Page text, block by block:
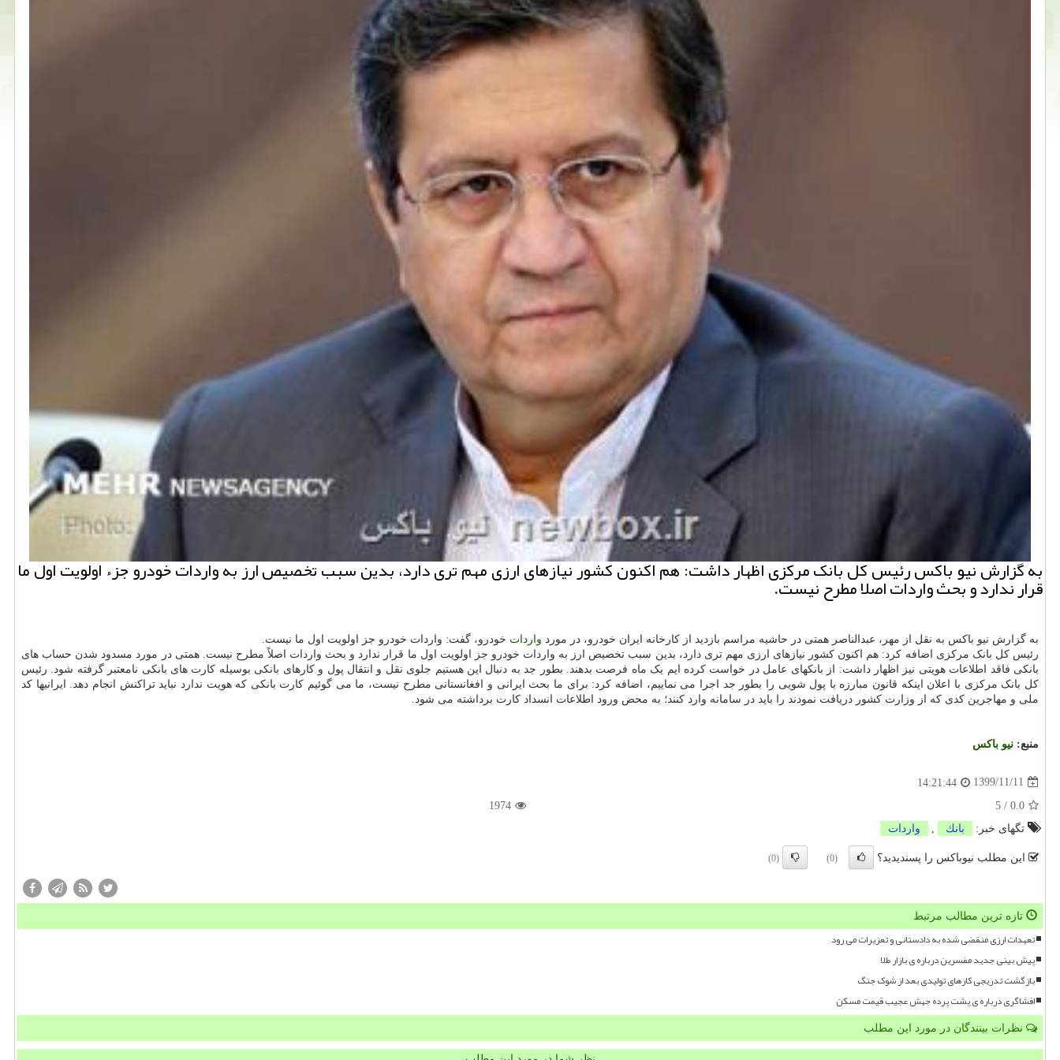
به گزارش نیو باکس رئیس کل بانک مرکزی اظهار داشت: هم اکنون کشور نیازهای ارزی مهم تری دارد، بدین سبب تخصیص ارز به واردات خودرو جزء اولویت اول ما
قرار ندارد و بحث واردات اصلا مطرح نیست.
به گزارش نیو باکس به نقل از مهر، عبدالناصر همتی در حاشیه مراسم بازدید از کارخانه ایران خودرو، در مورد واردات خودرو، گفت: واردات خودرو جز اولویت اول ما نیست.
رئیس کل بانک مرکزی اضافه کرد: هم اکنون کشور نیازهای ارزی مهم تری دارد، بدین سبب تخصیص ارز به واردات خودرو جز اولویت اول ما قرار ندارد و بحث واردات اصلاً مطرح نیست. همتی در مورد مسدود شدن حساب های
بانکی فاقد اطلاعات هویتی نیز اظهار داشت: از بانکهای عامل در خواست کرده ایم یک ماه فرصت بدهند. بطور جد به دنبال این هستیم جلوی نقل و انتقال پول و کارهای بانکی بوسیله کارت های بانکی نامعتبر گرفته شود. رئیس
کل بانک مرکزی با اعلان اینکه قانون مبارزه با پول شویی را بطور جد اجرا می نماییم، اضافه کرد: برای ما بحث ایرانی و افغانستانی مطرح نیست، ما می گوئیم کارت بانکی که هویت ندارد نباید تراکنش انجام دهد. ایرانیها کد
ملی و مهاجرین کدی که از وزارت کشور دریافت نمودند را باید در سامانه وارد کنند؛ به محض ورود اطلاعات انسداد کارت برداشته می شود.
منبع: نیو باكس
1399/11/11
14:21:44
0.0
/
5
1974
تگهای خبر:
بانك , واردات
این مطلب نیوباکس را پسندیدید؟ (0)
(0)
تازه ترین مطالب مرتبط
تعهدات ارزی منقضی شده به دادستانی و تعزیرات می رود
پیش بینی جدید مفسرین درباره ی بازار طلا
بازگشت تدریجی کارهای تولیدی بعد از شوک جنگ
افشاگری درباره ی پشت پرده جهش عجیب قیمت مسکن
نظرات بینندگان در مورد این مطلب